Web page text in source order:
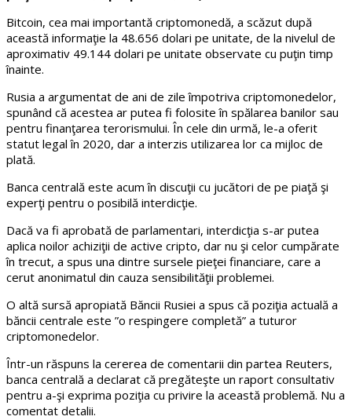
Bitcoin, cea mai importantă criptomonedă, a scăzut după
această informaţie la 48.656 dolari pe unitate, de la nivelul de
aproximativ 49.144 dolari pe unitate observate cu puţin timp
înainte.
Rusia a argumentat de ani de zile împotriva criptomonedelor,
spunând că acestea ar putea fi folosite în spălarea banilor sau
pentru finanţarea terorismului. În cele din urmă, le-a oferit
statut legal în 2020, dar a interzis utilizarea lor ca mijloc de
plată.
Banca centrală este acum în discuţii cu jucători de pe piaţă şi
experţi pentru o posibilă interdicţie.
Dacă va fi aprobată de parlamentari, interdicţia s-ar putea
aplica noilor achiziţii de active cripto, dar nu şi celor cumpărate
în trecut, a spus una dintre sursele pieţei financiare, care a
cerut anonimatul din cauza sensibilităţii problemei.
O altă sursă apropiată Băncii Rusiei a spus că poziţia actuală a
băncii centrale este ”o respingere completă” a tuturor
criptomonedelor.
Într-un răspuns la cererea de comentarii din partea Reuters,
banca centrală a declarat că pregăteşte un raport consultativ
pentru a-şi exprima poziţia cu privire la această problemă. Nu a
comentat detalii.